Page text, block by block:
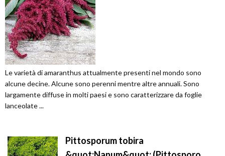
Le varietà di amaranthus attualmente presenti nel mondo sono
alcune decine. Alcune sono perenni mentre altre annuali. Sono
largamente diffuse in molti paesi e sono caratterizzare da foglie
lanceolate ...
Pittosporum tobira